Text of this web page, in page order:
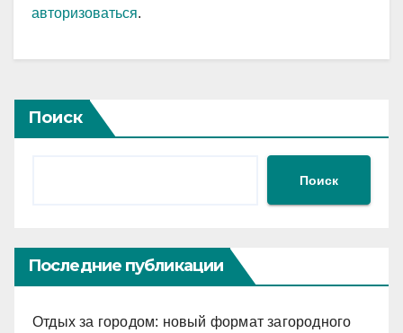
авторизоваться.
Поиск
Поиск
Последние публикации
Отдых за городом: новый формат загородного